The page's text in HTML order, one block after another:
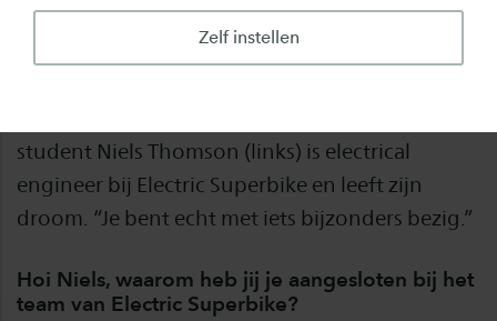
Zelf instellen
sleutelen, om er uiteindelijk voor te zorgen dat
het elektrische voertuig snelheden behaalt van
student Niels Thomson (links) is electrical
engineer bij Electric Superbike en leeft zijn
droom. “Je bent echt met iets bijzonders bezig.”
Hoi Niels, waarom heb jij je aangesloten bij het
team van Electric Superbike?